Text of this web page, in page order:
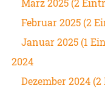
März 2025 (2
Februar 2025 (2
Januar 2025 (1
2024
Dezember 2024